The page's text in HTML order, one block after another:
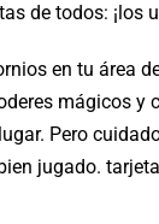
de todos: ¡los
en tu área
mágicos
Pero
jugado.